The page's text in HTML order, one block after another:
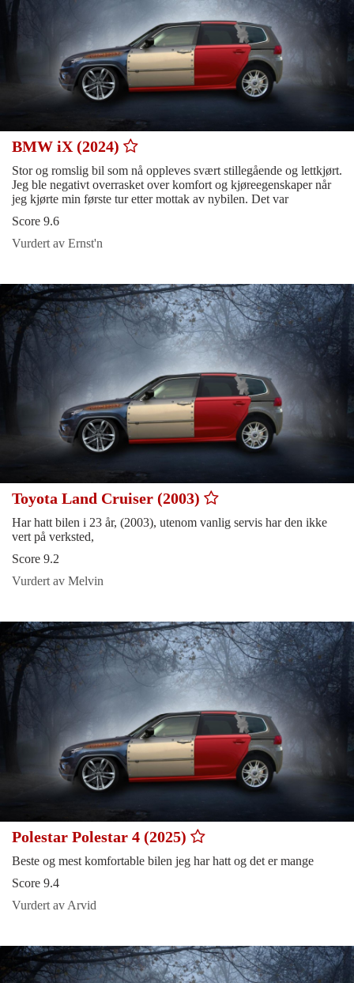
BMW iX (2024)
Stor og romslig bil som nå oppleves svært stillegående og lettkjørt.
Jeg ble negativt overrasket over komfort og kjøreegenskaper når
jeg kjørte min første tur etter mottak av nybilen. Det var
Score 9.6
Vurdert av Ernst'n
Toyota Land Cruiser (2003)
Har hatt bilen i 23 år, (2003), utenom vanlig servis har den ikke
vert på verksted,
Score 9.2
Vurdert av Melvin
Polestar Polestar 4 (2025)
Beste og mest komfortable bilen jeg har hatt og det er mange
Score 9.4
Vurdert av Arvid